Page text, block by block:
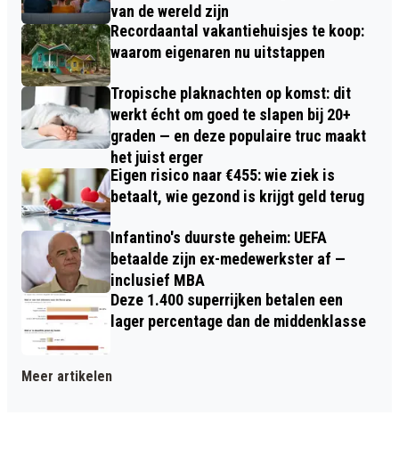
van de wereld zijn
Recordaantal vakantiehuisjes te koop:
waarom eigenaren nu uitstappen
Tropische plaknachten op komst: dit
werkt écht om goed te slapen bij 20+
graden — en deze populaire truc maakt
het juist erger
Eigen risico naar €455: wie ziek is
betaalt, wie gezond is krijgt geld terug
Infantino's duurste geheim: UEFA
betaalde zijn ex-medewerkster af —
inclusief MBA
Deze 1.400 superrijken betalen een
lager percentage dan de middenklasse
Meer artikelen